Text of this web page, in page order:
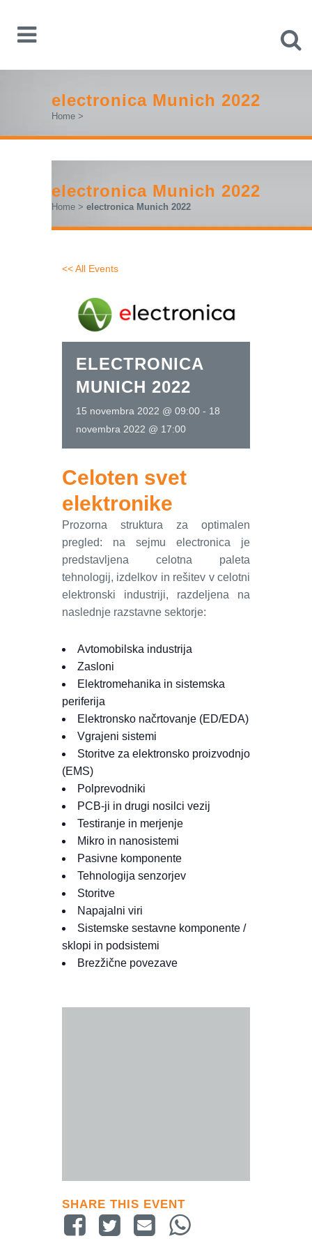
electronica Munich 2022
Home >
electronica Munich 2022
Home > electronica Munich 2022
<< All Events
ELECTRONICA
MUNICH 2022
15 novembra 2022 @ 09:00 - 18
novembra 2022 @ 17:00
Celoten svet
elektronike
Prozorna struktura za optimalen
pregled: na sejmu electronica je
predstavljena celotna paleta
tehnologij, izdelkov in rešitev v celotni
elektronski industriji, razdeljena na
naslednje razstavne sektorje:
Avtomobilska industrija
Zasloni
Elektromehanika in sistemska
periferija
Elektronsko načrtovanje (ED/EDA)
Vgrajeni sistemi
Storitve za elektronsko proizvodnjo
(EMS)
Polprevodniki
PCB-ji in drugi nosilci vezij
Testiranje in merjenje
Mikro in nanosistemi
Pasivne komponente
Tehnologija senzorjev
Storitve
Napajalni viri
Sistemske sestavne komponente /
sklopi in podsistemi
Brezžične povezave
SHARE THIS EVENT